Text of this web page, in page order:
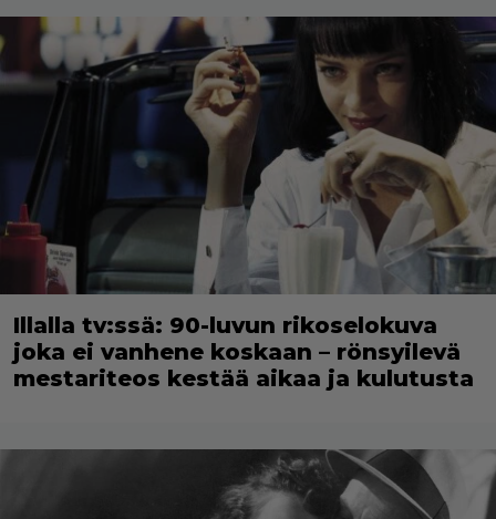
Illalla tv:ssä: 90-luvun rikoselokuva
joka ei vanhene koskaan – rönsyilevä
mestariteos kestää aikaa ja kulutusta